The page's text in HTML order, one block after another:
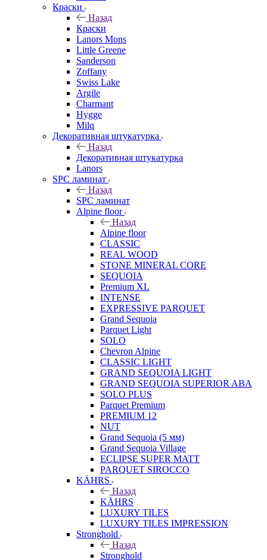
Краски
Назад
Краски
Lanors Mons
Little Greene
Sanderson
Zoffany
Swiss Lake
Argile
Charmant
Hygge
Milq
Декоративная штукатурка
Назад
Декоративная штукатурка
Lanors
SPC ламинат
Назад
SPC ламинат
Alpine floor
Назад
Alpine floor
CLASSIC
REAL WOOD
STONE MINERAL CORE
SEQUOIA
Premium XL
INTENSE
EXPRESSIVE PARQUET
Grand Sequoia
Parquet Light
SOLO
Chevron Alpine
CLASSIC LIGHT
GRAND SEQUOIA LIGHT
GRAND SEQUOIA SUPERIOR ABA
SOLO PLUS
Parquet Premium
PREMIUM 12
NUT
Grand Sequoia (5 мм)
Grand Sequoia Village
ECLIPSE SUPER MATT
PARQUET SIROCCO
KÄHRS
Назад
KÄHRS
LUXURY TILES
LUXURY TILES IMPRESSION
Stronghold
Назад
Stronghold